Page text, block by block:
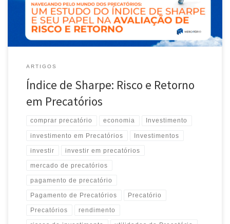
ARTIGOS
Índice de Sharpe: Risco e Retorno
em Precatórios
comprar precatório economia Investimento
investimento em Precatórios Investimentos
investir investir em precatórios
mercado de precatórios
pagamento de precatório
Pagamento de Precatórios Precatório
Precatórios rendimento